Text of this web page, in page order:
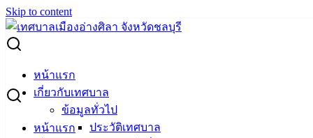
Skip to content
หน้าแรก
เกี่ยวกับเทศบาล
ข้อมูลทั่วไป
ประวัติเทศบาล
หน้าแรก
Search for:
แผนการจัดซื้อจัดจ้าง ปีงบประมาณ พ.ศ. 2568
แผนการจัดซื้อจัดจ้าง ปีงบประมาณ พ.ศ.
2568